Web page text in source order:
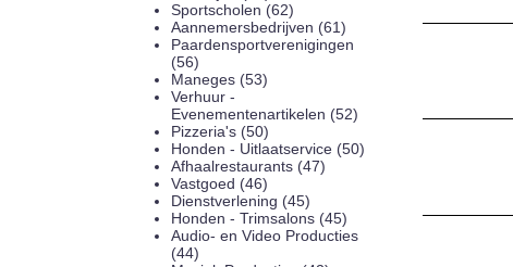
Sportscholen (62)
Aannemersbedrijven (61)
Paardensportverenigingen
(56)
Maneges (53)
Verhuur -
Evenementenartikelen (52)
Pizzeria's (50)
Honden - Uitlaatservice (50)
Afhaalrestaurants (47)
Vastgoed (46)
Dienstverlening (45)
Honden - Trimsalons (45)
Audio- en Video Producties
(44)